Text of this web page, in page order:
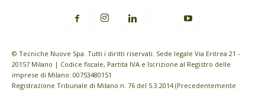
© Tecniche Nuove Spa. Tutti i diritti riservati. Sede legale Via Eritrea 21 -
20157 Milano | Codice fiscale, Partita IVA e Iscrizione al Registro delle
imprese di Milano: 00753480151
Registrazione Tribunale di Milano n. 76 del 5.3.2014 (Precedentemente